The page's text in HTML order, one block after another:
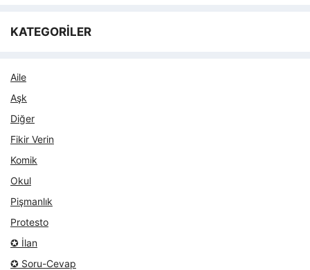
KATEGORİLER
Aile
Aşk
Diğer
Fikir Verin
Komik
Okul
Pişmanlık
Protesto
✪ İlan
✪ Soru-Cevap